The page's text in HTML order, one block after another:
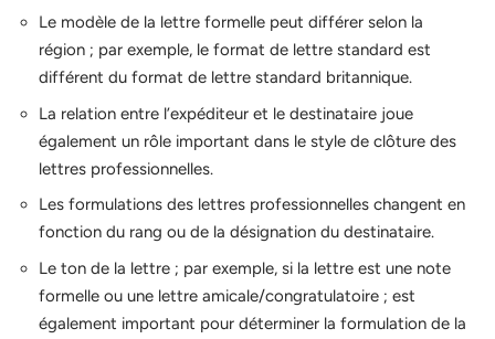
Le modèle de la lettre formelle peut différer selon la
région ; par exemple, le format de lettre standard est
différent du format de lettre standard britannique.
La relation entre l’expéditeur et le destinataire joue
également un rôle important dans le style de clôture des
lettres professionnelles.
Les formulations des lettres professionnelles changent en
fonction du rang ou de la désignation du destinataire.
Le ton de la lettre ; par exemple, si la lettre est une note
formelle ou une lettre amicale/congratulatoire ; est
également important pour déterminer la formulation de la